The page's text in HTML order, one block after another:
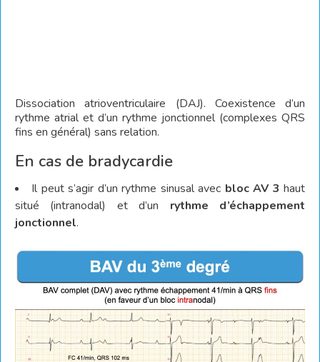
Dissociation atrioventriculaire (DAJ). Coexistence d’un
rythme atrial et d’un rythme jonctionnel (complexes QRS
fins en général) sans relation.
En cas de bradycardie
Il peut s’agir d’un rythme sinusal avec bloc AV 3 haut
situé (intranodal) et d’un rythme d’échappement
jonctionnel.